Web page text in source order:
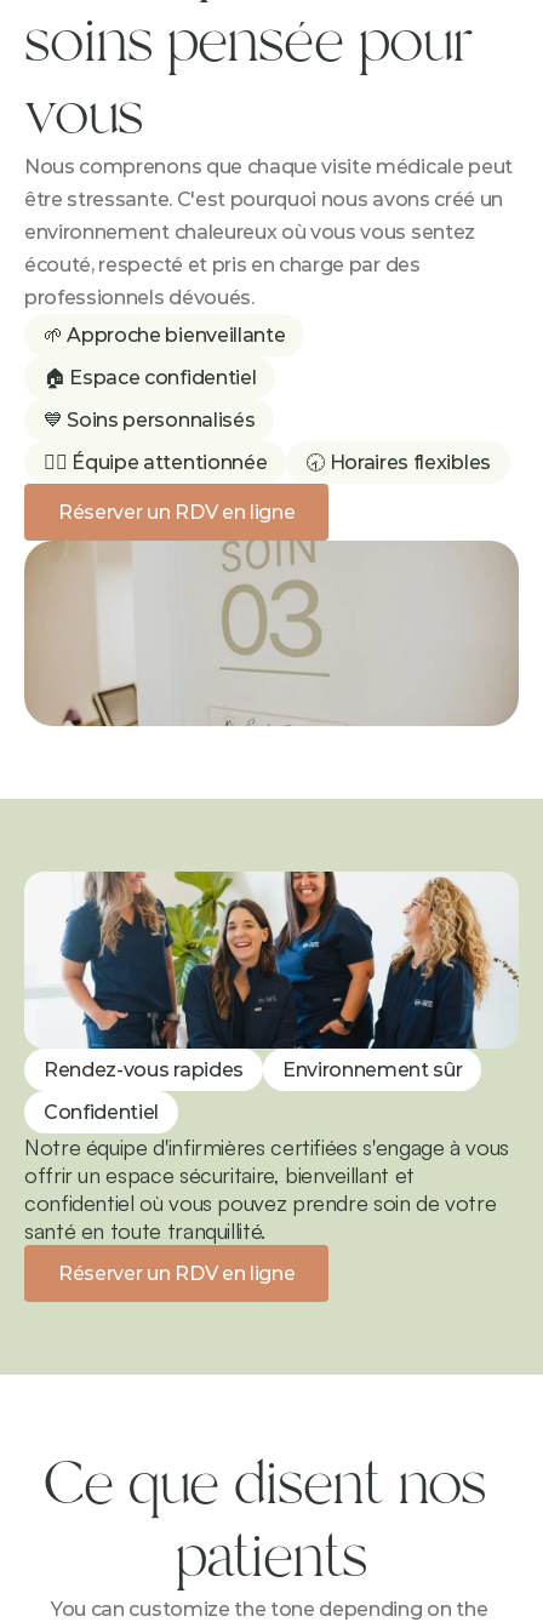
soins pensée pour
vous
Nous comprenons que chaque visite médicale peut
être stressante. C'est pourquoi nous avons créé un
environnement chaleureux où vous vous sentez
écouté, respecté et pris en charge par des
professionnels dévoués.
🌱 Approche bienveillante
🏠 Espace confidentiel
💙 Soins personnalisés
👩‍⚕️ Équipe attentionnée
🕣 Horaires flexibles
Réserver un RDV en ligne
Rendez-vous rapides
Environnement sûr
Confidentiel
Notre équipe d'infirmières certifiées s'engage à vous
offrir un espace sécuritaire, bienveillant et
confidentiel où vous pouvez prendre soin de votre
santé en toute tranquillité.
Réserver un RDV en ligne
Ce que disent nos
patients
You can customize the tone depending on the